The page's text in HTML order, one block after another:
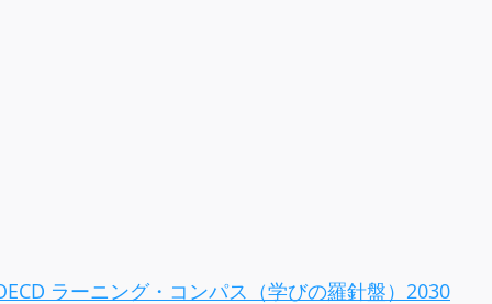
ラーニング・コンパス（学びの羅針盤）2030